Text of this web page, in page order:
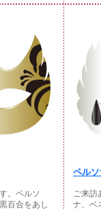
。ペルソ
百合をあし
ペル
ご来訪
ナ、ベ